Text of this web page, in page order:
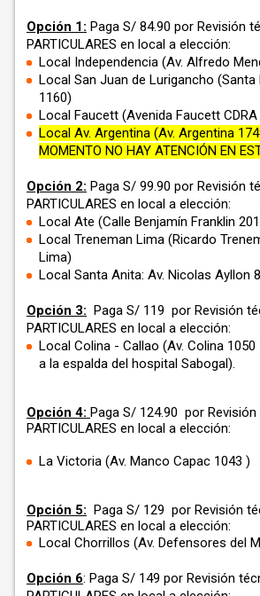
Opción 1: Paga S/ 84.90 por Revisión
PARTICULARES en local a elección:
Local Independencia (Av. Alfredo
Local San Juan de Lurigancho (Santa
1160)
Local Faucett (Avenida Faucett
Local Av. Argentina (Av. Argentina
MOMENTO NO HAY ATENCIÓN EN
Opción 2: Paga S/ 99.90 por Revisión
PARTICULARES en local a elección:
Local Ate (Calle Benjamín Franklin
Local Treneman Lima (Ricardo
Lima)
Local Santa Anita: Av. Nicolas Ayllon
Opción 3: Paga S/ 119 por Revisión
PARTICULARES en local a elección:
Local Colina - Callao (Av. Colina
a la espalda del hospital Sabogal).
Opción 4: Paga S/ 124.90 por
PARTICULARES en local a elección:
La Victoria (Av. Manco Capac 1043 )
Opción 5: Paga S/ 129 por Revisión
PARTICULARES en local a elección:
Local Chorrillos (Av. Defensores del
Opción 6: Paga S/ 149 por Revisión